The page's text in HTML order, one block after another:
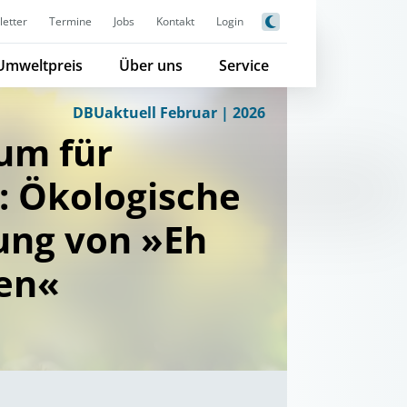
Termine Jobs Kontakt Login
Über uns Service
DBUaktuell Februar | 2026
für
Ökologische
von »Eh